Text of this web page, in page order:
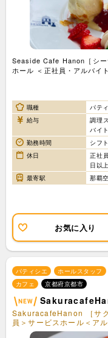
Seaside Cafe Hanon［シ
ホール ＜正社員・アルバイ
職種
パテ
給与
調理
バイ
勤務時間
シフ
休日
正社
日以上
最寄駅
那覇
お気に入り
パティシエ ホールスタッフ
カフェ
京都府京都市
SakuracafeHanon ［サ
員＞サービスホール＜ア